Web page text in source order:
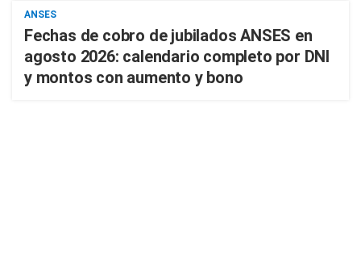
ANSES
Fechas de cobro de jubilados ANSES en
agosto 2026: calendario completo por DNI
y montos con aumento y bono